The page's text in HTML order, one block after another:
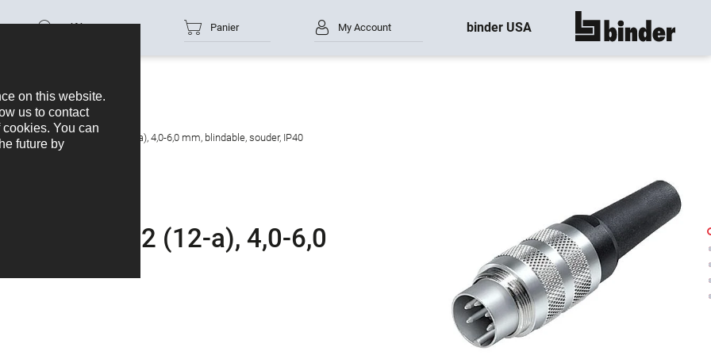
Référence Panier My Account binder USA montre tout
mâle, Contacts: 12 (12-a), 4,0-6,0 mm, blindable, souder, IP40
12 (12-a), 4,0-6,0